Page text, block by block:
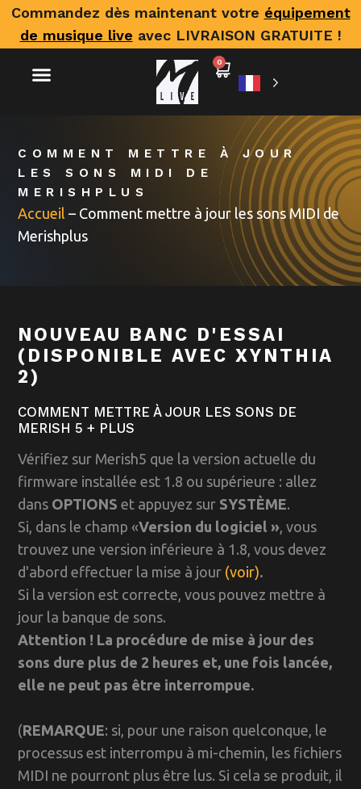
Commandez dès maintenant votre équipement
de musique live avec LIVRAISON GRATUITE !
0
COMMENT METTRE À JOUR
LES SONS MIDI DE
MERISHPLUS
Accueil – Comment mettre à jour les sons MIDI de
Merishplus
NOUVEAU BANC D'ESSAI
(DISPONIBLE AVEC XYNTHIA
2)
COMMENT METTRE À JOUR LES SONS DE
MERISH 5 + PLUS
Vérifiez sur Merish5 que la version actuelle du
firmware installée est 1.8 ou supérieure : allez
dans OPTIONS et appuyez sur SYSTÈME.
Si, dans le champ «Version du logiciel », vous
trouvez une version inférieure à 1.8, vous devez
d'abord effectuer la mise à jour (voir).
Si la version est correcte, vous pouvez mettre à
jour la banque de sons.
Attention ! La procédure de mise à jour des
sons dure plus de 2 heures et, une fois lancée,
elle ne peut pas être interrompue.
(REMARQUE: si, pour une raison quelconque, le
processus est interrompu à mi-chemin, les fichiers
MIDI ne pourront plus être lus. Si cela se produit, il